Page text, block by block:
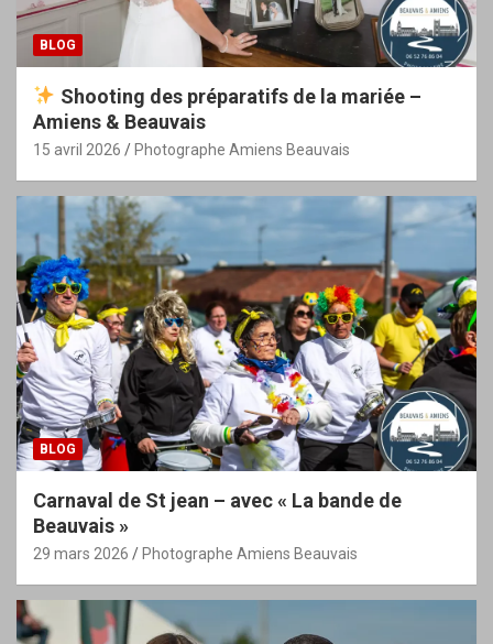
BLOG
Shooting des préparatifs de la mariée –
Amiens & Beauvais
15 avril 2026 Photographe Amiens Beauvais
BLOG
Carnaval de St jean – avec « La bande de
Beauvais »
29 mars 2026 Photographe Amiens Beauvais